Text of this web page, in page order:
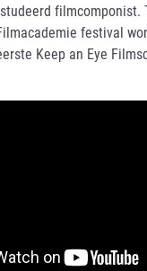
filmcomponist.
festival
Keep an Eye